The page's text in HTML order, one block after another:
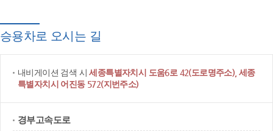
승용차로 오시는 길
내비게이션 검색 시세종특별자치시 도움6로 42(도로명주소), 세종
특별자치시 어진동 572(지번주소)
경부고속도로